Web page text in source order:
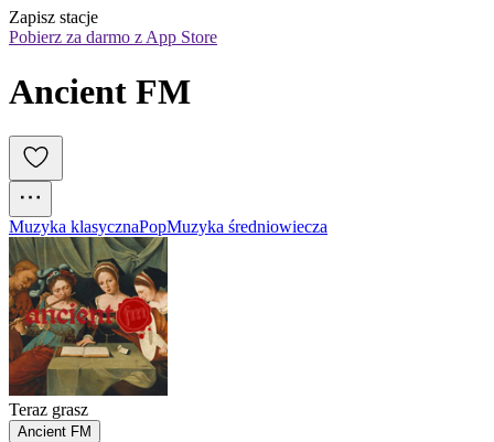
Zapisz stacje
Pobierz za darmo z App Store
Ancient FM
Muzyka klasycznaPopMuzyka średniowiecza
Teraz grasz
Ancient FM